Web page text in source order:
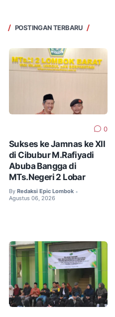
POSTINGAN TERBARU
0
Sukses ke Jamnas ke XII
di Cibubur M.Rafiyadi
Abuba Bangga di
MTs.Negeri 2 Lobar
By Redaksi Epic Lombok •
Agustus 06, 2026